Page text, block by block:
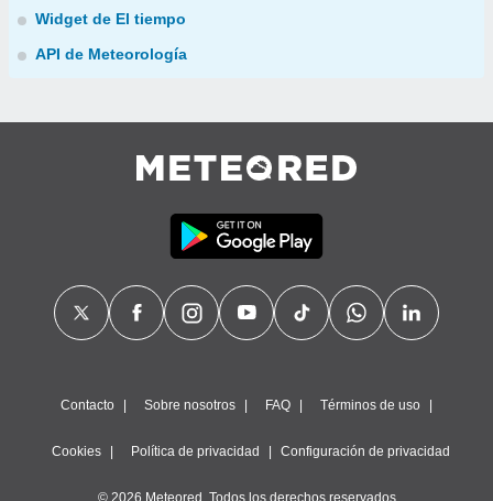
Widget de El tiempo
API de Meteorología
Contacto Sobre nosotros FAQ Términos de uso
Cookies Política de privacidad Configuración de privacidad
© 2026 Meteored. Todos los derechos reservados